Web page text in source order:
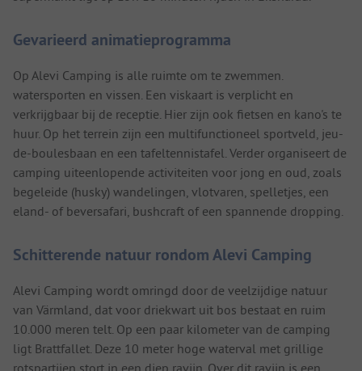
Gevarieerd animatieprogramma
Op Alevi Camping is alle ruimte om te zwemmen.
watersporten en vissen. Een viskaart is verplicht en
verkrijgbaar bij de receptie. Hier zijn ook fietsen en kano's te
huur. Op het terrein zijn een multifunctioneel sportveld, jeu-
de-boulesbaan en een tafeltennistafel. Verder organiseert de
camping uiteenlopende activiteiten voor jong en oud, zoals
begeleide (husky) wandelingen, vlotvaren, spelletjes, een
eland- of beversafari, bushcraft of een spannende dropping.
Schitterende natuur rondom Alevi Camping
Alevi Camping wordt omringd door de veelzijdige natuur
van Värmland, dat voor driekwart uit bos bestaat en ruim
10.000 meren telt. Op een paar kilometer van de camping
ligt Brattfallet. Deze 10 meter hoge waterval met grillige
rotspartijen stort in een diep ravijn. Over dit ravijn is een